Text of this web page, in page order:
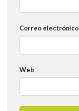
Correo electrónico
Web